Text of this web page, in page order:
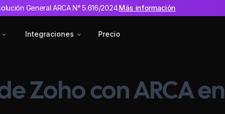
General ARCA N° 5.616/2024.Más información
Integraciones Precio
Zoho con ARCA en